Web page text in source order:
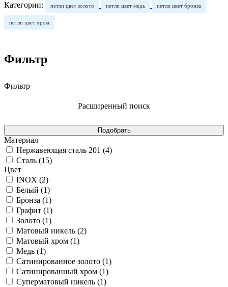
Категории: петли цвет золото петли цвет медь петли цвет бронза
петли цвет хром
Фильтр
Фильтр
Расширенный поиск
Материал
Нержавеющая сталь 201 (4)
Сталь (15)
Цвет
INOX (2)
Белый (1)
Бронза (1)
Графит (1)
Золото (1)
Матовый никель (2)
Матовый хром (1)
Медь (1)
Сатинированное золото (1)
Сатинированный хром (1)
Суперматовый никель (1)